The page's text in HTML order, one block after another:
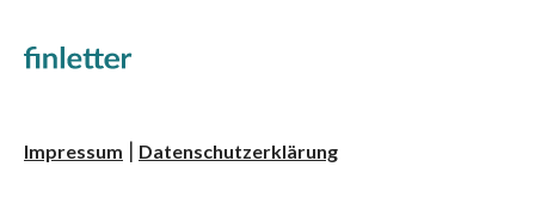
Impressum Datenschutzerklärung